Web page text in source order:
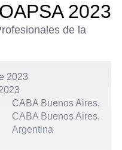
2023
de la
2023
CABA Buenos Aires,
CABA Buenos Aires,
Argentina